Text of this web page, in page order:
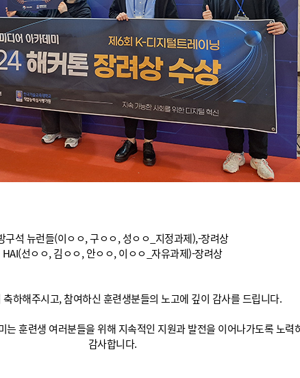
구석 뉴런들(이ㅇㅇ, 구ㅇㅇ, 성ㅇㅇ_지정과제),-장려상
HAI(선ㅇㅇ, 김ㅇㅇ, 안ㅇㅇ, 이ㅇㅇ_자유과제)-장려상
축하해주시고, 참여하신 훈련생분들의 노고에 깊이 감사를 드립니다.
는 훈련생 여러분들을 위해 지속적인 지원과 발전을 이어나가도록 노력
감사합니다.